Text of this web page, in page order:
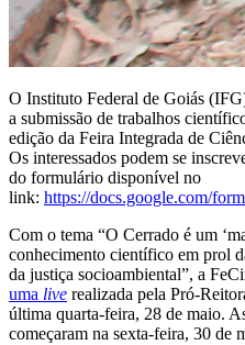
O Instituto Federal de Goiás
a submissão de trabalhos
edição da Feira Integrada de
Os interessados podem se
do formulário disponível no
link: https://docs.google.com/
Com o tema “O Cerrado é um
conhecimento científico em prol
da justiça socioambiental”, a
uma live realizada pela Pró-
última quarta-feira, 28 de maio.
começaram na sexta-feira, 30 de